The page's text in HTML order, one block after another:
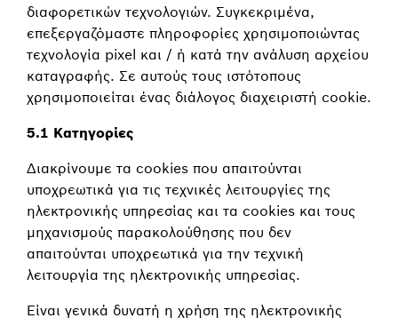
διαφορετικών τεχνολογιών. Συγκεκριμένα,
επεξεργαζόμαστε πληροφορίες χρησιμοποιώντας
τεχνολογία pixel και / ή κατά την ανάλυση αρχείου
καταγραφής. Σε αυτούς τους ιστότοπους
χρησιμοποιείται ένας διάλογος διαχειριστή cookie.
5.1 Κατηγορίες
Διακρίνουμε τα cookies που απαιτούνται
υποχρεωτικά για τις τεχνικές λειτουργίες της
ηλεκτρονικής υπηρεσίας και τα cookies και τους
μηχανισμούς παρακολούθησης που δεν
απαιτούνται υποχρεωτικά για την τεχνική
λειτουργία της ηλεκτρονικής υπηρεσίας.
Είναι γενικά δυνατή η χρήση της ηλεκτρονικής